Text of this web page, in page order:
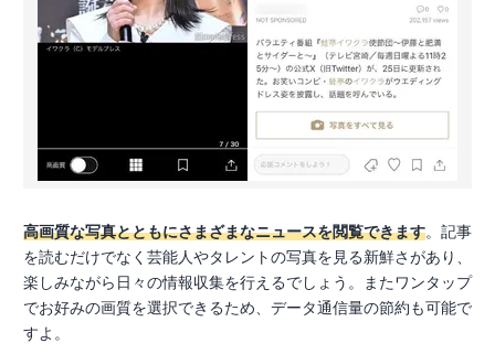
高画質な写真とともにさまざまなニュースを閲覧できます。記事
を読むだけでなく芸能人やタレントの写真を見る新鮮さがあり、
楽しみながら日々の情報収集を行えるでしょう。またワンタップ
でお好みの画質を選択できるため、データ通信量の節約も可能で
すよ。